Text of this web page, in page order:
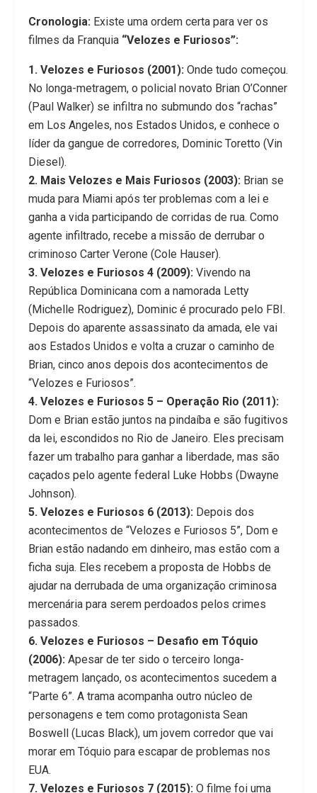
Cronologia: Existe uma ordem certa para ver os
filmes da Franquia “Velozes e Furiosos”:
1. Velozes e Furiosos (2001): Onde tudo começou.
No longa-metragem, o policial novato Brian O’Conner
(Paul Walker) se infiltra no submundo dos “rachas”
em Los Angeles, nos Estados Unidos, e conhece o
líder da gangue de corredores, Dominic Toretto (Vin
Diesel).
2. Mais Velozes e Mais Furiosos (2003): Brian se
muda para Miami após ter problemas com a lei e
ganha a vida participando de corridas de rua. Como
agente infiltrado, recebe a missão de derrubar o
criminoso Carter Verone (Cole Hauser).
3. Velozes e Furiosos 4 (2009): Vivendo na
República Dominicana com a namorada Letty
(Michelle Rodriguez), Dominic é procurado pelo FBI.
Depois do aparente assassinato da amada, ele vai
aos Estados Unidos e volta a cruzar o caminho de
Brian, cinco anos depois dos acontecimentos de
“Velozes e Furiosos”.
4. Velozes e Furiosos 5 – Operação Rio (2011):
Dom e Brian estão juntos na pindaíba e são fugitivos
da lei, escondidos no Rio de Janeiro. Eles precisam
fazer um trabalho para ganhar a liberdade, mas são
caçados pelo agente federal Luke Hobbs (Dwayne
Johnson).
5. Velozes e Furiosos 6 (2013): Depois dos
acontecimentos de “Velozes e Furiosos 5”, Dom e
Brian estão nadando em dinheiro, mas estão com a
ficha suja. Eles recebem a proposta de Hobbs de
ajudar na derrubada de uma organização criminosa
mercenária para serem perdoados pelos crimes
passados.
6. Velozes e Furiosos – Desafio em Tóquio
(2006): Apesar de ter sido o terceiro longa-
metragem lançado, os acontecimentos sucedem a
“Parte 6”. A trama acompanha outro núcleo de
personagens e tem como protagonista Sean
Boswell (Lucas Black), um jovem corredor que vai
morar em Tóquio para escapar de problemas nos
EUA.
7. Velozes e Furiosos 7 (2015): O filme foi uma